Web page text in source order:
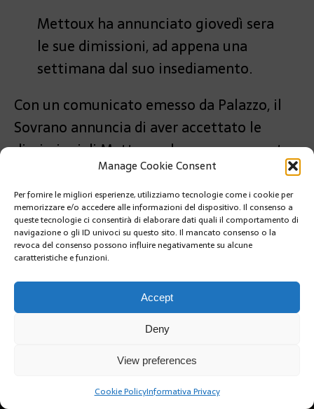
Manage Cookie Consent
Per fornire le migliori esperienze, utilizziamo tecnologie come i cookie per
memorizzare e/o accedere alle informazioni del dispositivo. Il consenso a
queste tecnologie ci consentirà di elaborare dati quali il comportamento di
navigazione o gli ID univoci su questo sito. Il mancato consenso o la
revoca del consenso possono influire negativamente su alcune
caratteristiche e funzioni.
Accept
Deny
View preferences
Cookie PolicyInformativa Privacy
Mettoux ha annunciato giovedì sera
le sue dimissioni, ad appena una
settimana dal suo insediamento.
Con un comunicato emesso da Palazzo, il
Sovrano annuncia di aver accettato le
dimissioni di Mettoux, che aveva proposto
la sua candidatura.
PRÉCÉDENT
FESTA DEL MUSEO OCEANOGRAFICO SABATO 28
GIUGNO
Copyright @2019 | by Crivle